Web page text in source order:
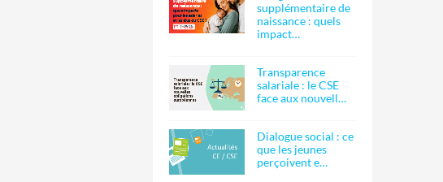
supplémentaire de
naissance : quels
impact…
Transparence
salariale : le CSE
face aux nouvell…
Dialogue social : ce
que les jeunes
perçoivent e…